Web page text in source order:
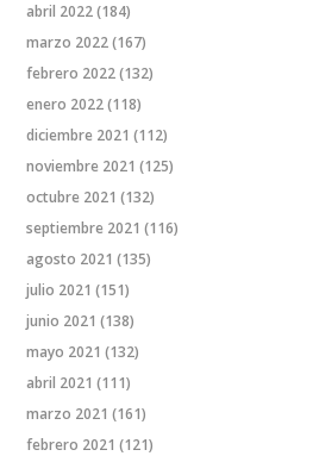
abril 2022(184)
marzo 2022(167)
febrero 2022(132)
enero 2022(118)
diciembre 2021 (112)
noviembre 2021 (125)
octubre 2021 (132)
septiembre 2021 (116)
agosto 2021 (135)
julio 2021 (151)
junio 2021 (138)
mayo 2021 (132)
abril 2021 (111)
marzo 2021 (161)
febrero 2021 (121)